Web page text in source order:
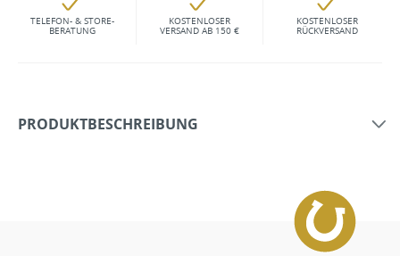
TELEFON- & STORE-
BERATUNG
KOSTENLOSER
VERSAND AB 150 €
KOSTENLOSER
RÜCKVERSAND
PRODUKTBESCHREIBUNG